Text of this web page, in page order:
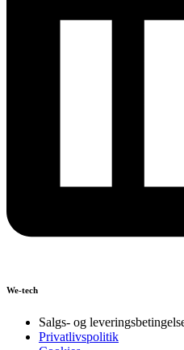
We-tech
Salgs- og
Privatlivspolitik